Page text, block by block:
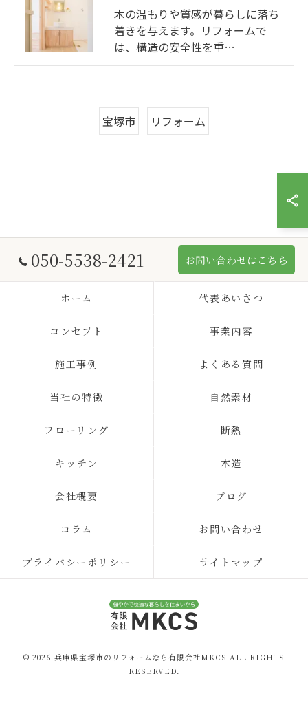
木の温もりや質感が暮らしに落ち
着きを与えます。リフォームで
は、構造の安全性を重…
宝塚市 リフォーム
050-5538-2421 お問い合わせはこちら
ホーム 代表あいさつ
コンセプト 事業内容
施工事例 よくある質問
当社の特徴 自然素材
フローリング 断熱
キッチン 木造
会社概要 ブログ
コラム お問い合わせ
プライバシーポリシー サイトマップ
© 2026 兵庫県宝塚市のリフォームなら有限会社MKCS ALL RIGHTS
RESERVED.